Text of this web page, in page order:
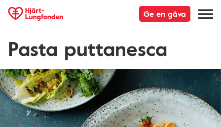
Ge en gåva
Pasta puttanesca